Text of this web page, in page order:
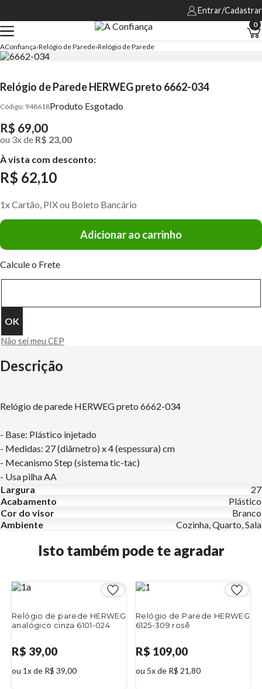
Entrar/Cadastrar
0
AConfiança Relógio de Parede Relógio de Parede
Relógio de Parede HERWEG preto 6662-034
948618Produto Esgotado
R$ 69,00
ou 3xde R$ 23,00
À vista com desconto:
R$ 62,10
1x Cartão, PIX ou Boleto Bancário
Adicionar ao carrinho
Calcule o Frete
Não sei meu CEP
Descrição
Relógio de parede HERWEG preto 6662-034
- Base: Plástico injetado
- Medidas: 27 (diâmetro) x 4 (espessura) cm
- Mecanismo Step (sistema tic-tac)
- Usa pilha AA
Largura
27
Acabamento
Plástico
Cor do visor
Branco
Ambiente
Cozinha, Quarto, Sala
Isto também pode te agradar
Relógio de parede HERWEG
analógico cinza 6101-024
R$ 39,00
ou 1x de R$ 39,00
Relógio de Parede HERWEG
6125-309 rosê
R$ 109,00
ou 5x de R$ 21,80